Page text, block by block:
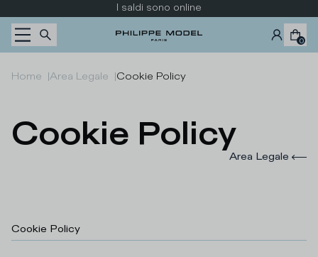
I saldi sono online
0
Home |Area Legale |Cookie Policy
Cookie Policy
Area Legale
Cookie Policy